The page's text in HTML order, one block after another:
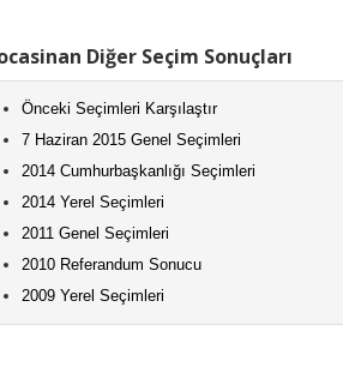
Diğer Seçim Sonuçları
Önceki Seçimleri Karşılaştır
7 Haziran 2015 Genel Seçimleri
2014 Cumhurbaşkanlığı Seçimleri
2014 Yerel Seçimleri
2011 Genel Seçimleri
2010 Referandum Sonucu
2009 Yerel Seçimleri